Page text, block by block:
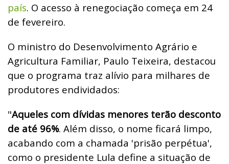
país. O acesso à renegociação começa em 24
de fevereiro.
O ministro do Desenvolvimento Agrário e
Agricultura Familiar, Paulo Teixeira, destacou
que o programa traz alívio para milhares de
produtores endividados:
"Aqueles com dívidas menores terão desconto
de até 96%. Além disso, o nome ficará limpo,
acabando com a chamada 'prisão perpétua',
como o presidente Lula define a situação de